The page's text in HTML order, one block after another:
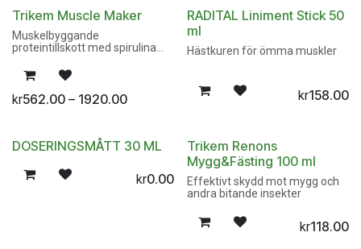
Trikem Muscle Maker
Muskelbyggande
proteintillskott med spirulina
kr562.00 – 1920.00
RADITAL Liniment Stick 50
ml
Hästkuren för ömma muskler
kr158.00
DOSERINGSMÅTT 30 ML
kr0.00
Trikem Renons
Mygg&Fästing 100 ml
Effektivt skydd mot mygg och
andra bitande insekter
kr118.00